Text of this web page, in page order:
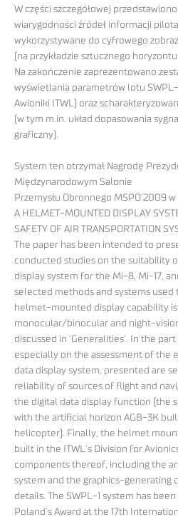
W części szczegółowej
wiarygodności źródeł informacji
wykorzystywane do cyfrowego
(na przykładzie sztucznego
Na zakończenie zaprezentowano
wyświetlania parametrów lotu SWPL-
Awioniki ITWL) oraz
(w tym m.in. układ dopasowania
graficzny).
System ten otrzymał Nagrodę
Międzynarodowym Salonie
Przemysłu Obronnego MSPO’2009
A HELMET-MOUNTED DISPLAY
SAFETY OF AIR TRANSPORTATION
The paper has been intended to
conducted studies on the suitability
display system for the Mi-8, Mi-17,
selected methods and systems used
helmet-mounted display capability
monocular/binocular and night-
discussed in ‘Generalities’. In the
especially on the assessment of the
data display system, presented are
reliability of sources of flight and
the digital data display function (the
with the artificial horizon AGB-3K
helicopter). Finally, the helmet
built in the ITWL’s Division for
components thereof, including the
system and the graphics-generating
details. The SWPL-1 system has
Poland’s Award at the 17th